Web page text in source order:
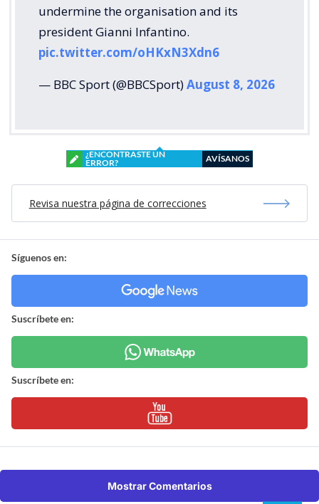
undermine the organisation and its
president Gianni Infantino.
pic.twitter.com/oHKxN3Xdn6
— BBC Sport (@BBCSport)August 8, 2026
¿ENCONTRASTE UN
ERROR?
AVÍSANOS
Revisa nuestra página de correcciones
Síguenos en:
Suscríbete en:
Suscríbete en:
Mostrar Comentarios